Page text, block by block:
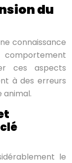
du
connaissance
ces aspects
à des erreurs
animal.
le